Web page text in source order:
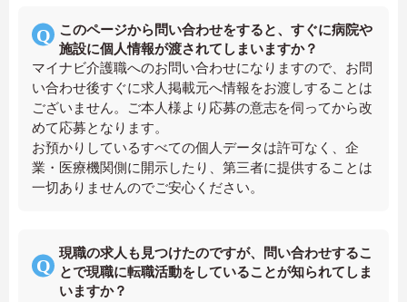
このページから問い合わせをすると、すぐに病院や
施設に個人情報が渡されてしまいますか？
マイナビ介護職へのお問い合わせになりますので、お問
い合わせ後すぐに求人掲載元へ情報をお渡しすることは
ございません。ご本人様より応募の意志を伺ってから改
めて応募となります。
お預かりしているすべての個人データは許可なく、企
業・医療機関側に開示したり、第三者に提供することは
一切ありませんのでご安心ください。
現職の求人も見つけたのですが、問い合わせするこ
とで現職に転職活動をしていることが知られてしま
いますか？